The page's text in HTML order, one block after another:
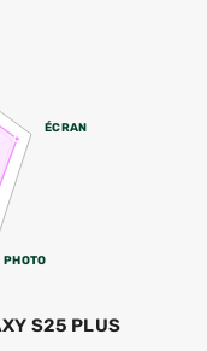
ÉCRAN
PHOTO
S25 PLUS